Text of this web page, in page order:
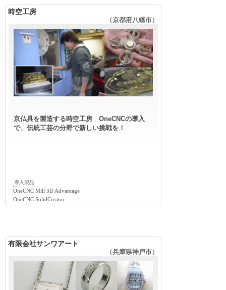
時空工房
（京都府八幡市）
京仏具を製造する時空工房 OneCNCの導入
で、伝統工芸の分野で新しい挑戦を！
導入製品
OneCNC Mill 3D Advantage
OneCNC SolidCreator
有限会社サンワアート
（兵庫県神戸市）